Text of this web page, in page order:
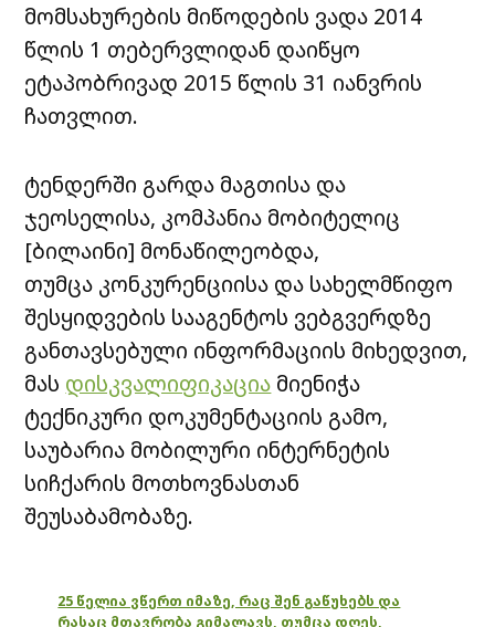
მომსახურების მიწოდების ვადა 2014
წლის 1 თებერვლიდან დაიწყო
ეტაპობრივად 2015 წლის 31 იანვრის
ჩათვლით.
ტენდერში გარდა მაგთისა და
ჯეოსელისა, კომპანია მობიტელიც
[ბილაინი] მონაწილეობდა,
თუმცა კონკურენციისა და სახელმწიფო
შესყიდვების სააგენტოს ვებგვერდზე
განთავსებული ინფორმაციის მიხედვით,
მას დისკვალიფიკაცია მიენიჭა
ტექნიკური დოკუმენტაციის გამო,
საუბარია მობილური ინტერნეტის
სიჩქარის მოთხოვნასთან
შეუსაბამობაზე.
25 წელია ვწერთ იმაზე, რაც შენ გაწუხებს და
რასაც მთავრობა გიმალავს, თუმცა დღეს,